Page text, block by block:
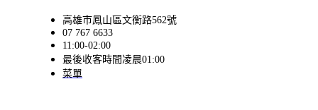
高雄市鳳山區文衡路562號
07 767 6633
11:00-02:00
最後收客時間凌晨01:00
菜單